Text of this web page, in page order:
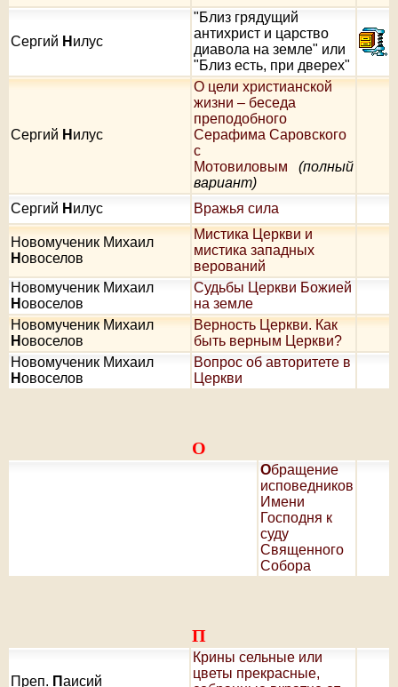
Сергий Н илус
"Близ грядущий
антихрист и царство
диавола на земле" или
"Близ есть, при дверех"
Сергий Н илус
О цели христианской
жизни – беседа
преподобного
Серафима Саровского
с
Мотовиловым (полный
вариант)
Сергий Н илус Вражья сила
Новомученик Михаил
Новоселов
Мистика Церкви и
мистика западных
верований
Новомученик Михаил
Новоселов
Судьбы Церкви Божией
на земле
Новомученик Михаил
Новоселов
Верность Церкви. Как
быть верным Церкви?
Новомученик Михаил
Новоселов
Вопрос об авторитете в
Церкви
О
Обращение
исповедников
Имени
Господня к
суду
Священного
Собора
П
Преп. Паисий
Крины сельные или
цветы прекрасные,